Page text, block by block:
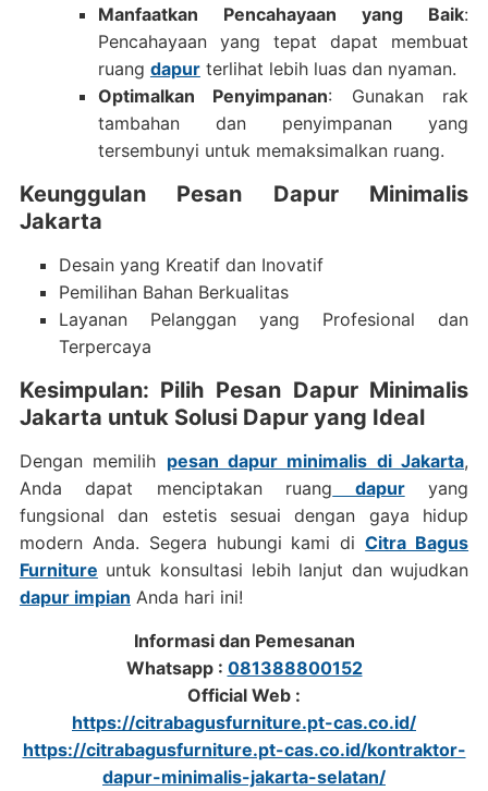
Manfaatkan Pencahayaan yang Baik:
Pencahayaan yang tepat dapat membuat
ruang dapurterlihat lebih luas dan nyaman.
Optimalkan Penyimpanan: Gunakan rak
tambahan dan penyimpanan yang
tersembunyi untuk memaksimalkan ruang.
Keunggulan Pesan Dapur Minimalis
Jakarta
Desain yang Kreatif dan Inovatif
Pemilihan Bahan Berkualitas
Layanan Pelanggan yang Profesional dan
Terpercaya
Kesimpulan: Pilih Pesan Dapur Minimalis
Jakarta untuk Solusi Dapur yang Ideal
Dengan memilih pesan dapur minimalis di Jakarta,
Anda dapat menciptakan ruang dapuryang
fungsional dan estetis sesuai dengan gaya hidup
modern Anda. Segera hubungi kami diCitra Bagus
Furniture untuk konsultasi lebih lanjut dan wujudkan
dapur impian Anda hari ini!
Informasi dan Pemesanan
Whatsapp : 081388800152
Official Web :
https://citrabagusfurniture.pt-cas.co.id/
https://citrabagusfurniture.pt-cas.co.id/kontraktor-
dapur-minimalis-jakarta-selatan/